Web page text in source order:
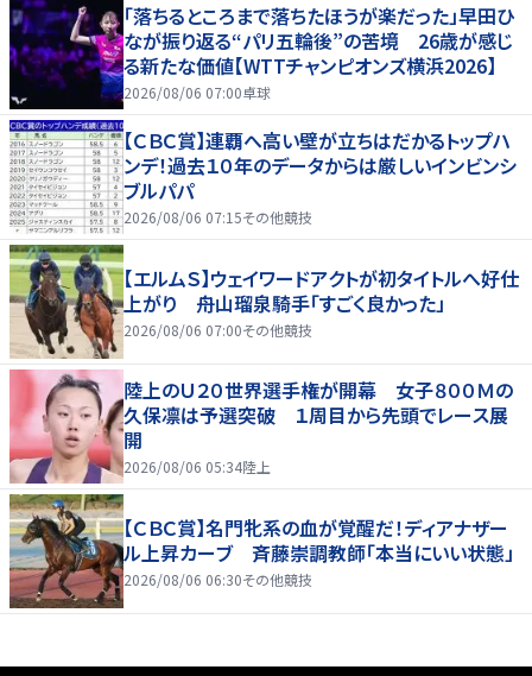
「落ちるところまで落ちたほうが楽だった」早田ひ
なが振り返る“パリ五輪後”の苦境 26歳が感じ
る新たな価値【WTTチャンピオンズ横浜2026】
2026/08/06 07:00卓球
【ＣＢＣ賞】連覇へ高い壁が立ちはだかるトップハ
ンデ！過去１０年のデータからは厳しいインビンシ
ブルパパ
2026/08/06 07:15その他競技
【エルムＳ】ウェイワードアクトが初タイトルへ好仕
上がり 舟山瑠泉騎手「すごく良かった」
2026/08/06 07:00その他競技
陸上のＵ２０世界選手権が開幕 女子８００Ｍの
久保凛は予選突破 １周目から先頭でレース展
開
2026/08/06 05:34陸上
【ＣＢＣ賞】名門牝系の血が覚醒だ！ディアナザー
ル上昇カーブ 斉藤崇調教師「本当にいい状態」
2026/08/06 06:30その他競技